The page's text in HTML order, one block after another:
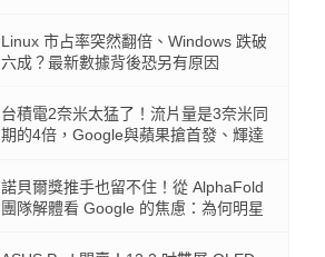
Linux 市占率突然翻倍、Windows 跌破
六成？最新數據背後恐另有原因
台積電2奈米太猛了！流片量是3奈米同
期的4倍，Google與蘋果搶首發、輝達
諾貝爾獎推手也留不住！從 AlphaFold
團隊解體看 Google 的焦慮：為何明星